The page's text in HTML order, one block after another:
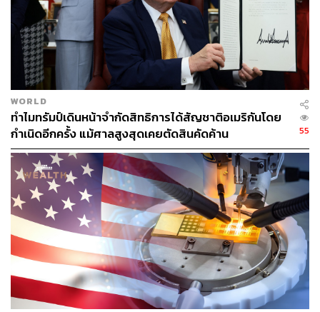
และผลักดันจีนเข้าสู่ภาวะเงินฝืดที่ยาวนานที่สุดตั้งแต่ปี 1999
“ขณะนี้ความสนใจต่างมุ่งไปที่อัตราการเติบโตในไตรมาสที่
4 ของจีน ว่าจะใกล้เคียงกับเป้าหมายประจำปีหรือไม่” Ken
Wong ผู้เชี่ยวชาญพอร์ตการลงทุนหุ้นเอเชียจาก Eastspring
Investments กล่าว
“การขยายตัว 4.8% สำหรับปีนี้ดูเหมือนจะเป็นไปได้มากที่สุด
นโยบายการเงินอาจจะช่วยได้บ้าง แต่ท้ายที่สุดแล้วการทำให้
ผู้บริโภคใช้จ่ายและสร้างความเชื่อมั่นจะเป็นกุญแจสำคัญ
สำหรับจีน” Wong กล่าวเสริม
ในการสำรวจล่าสุดของ Bloomberg นักเศรษฐศาสตร์ต่างชี้
ว่าการบังคับใช้มาตรการช่วยเหลือด้านที่อยู่อาศัยที่จีน
ประกาศในเดือนพฤษภาคม เป็นมาตรการที่ได้ผลมากที่สุด
สำหรับการกระตุ้นเศรษฐกิจ แต่จนถึงขณะนี้การตอบรับยัง
ค่อนข้างน้อย โดยมีเพียง 29 เมือง จากทั้งหมด 200 เมือง ที่
ดำเนินการตามแผนนี้เพื่อจัดการกับปัญหาบ้านล้นตลาด
WORLD
ทำไมทรัมป์เดินหน้าจำกัดสิทธิการได้สัญชาติอเมริกันโดย
กำเนิดอีกครั้ง แม้ศาลสูงสุดเคยตัดสินคัดค้าน
55